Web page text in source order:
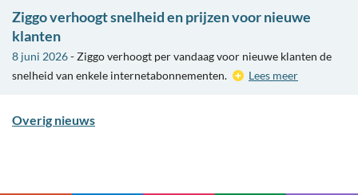
Ziggo verhoogt snelheid en prijzen voor nieuwe
klanten
8 juni 2026- Ziggo verhoogt per vandaag voor nieuwe klanten de
snelheid van enkele internetabonnementen.
Lees meer
Overig nieuws